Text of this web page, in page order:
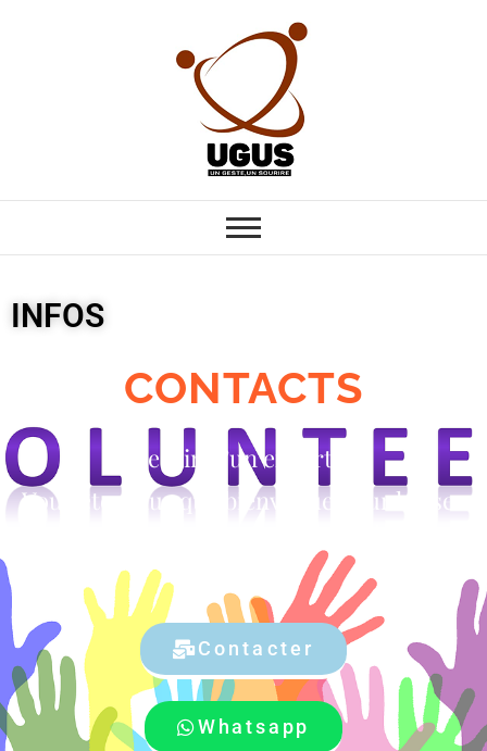
UN GESTE UN
SOURIRE
INFOS
CONTACTS
Besoin d’un expert ?
Vous êtes plus que bienvenue pour laisser
Contacter
Whatsapp